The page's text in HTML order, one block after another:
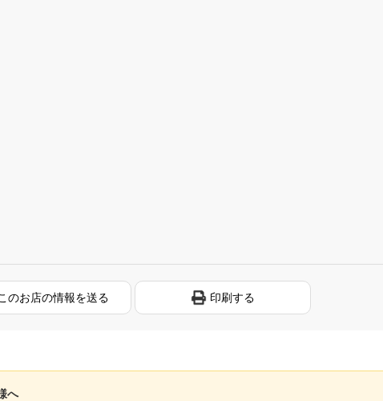
のお店の情報を送る 印刷する
へ